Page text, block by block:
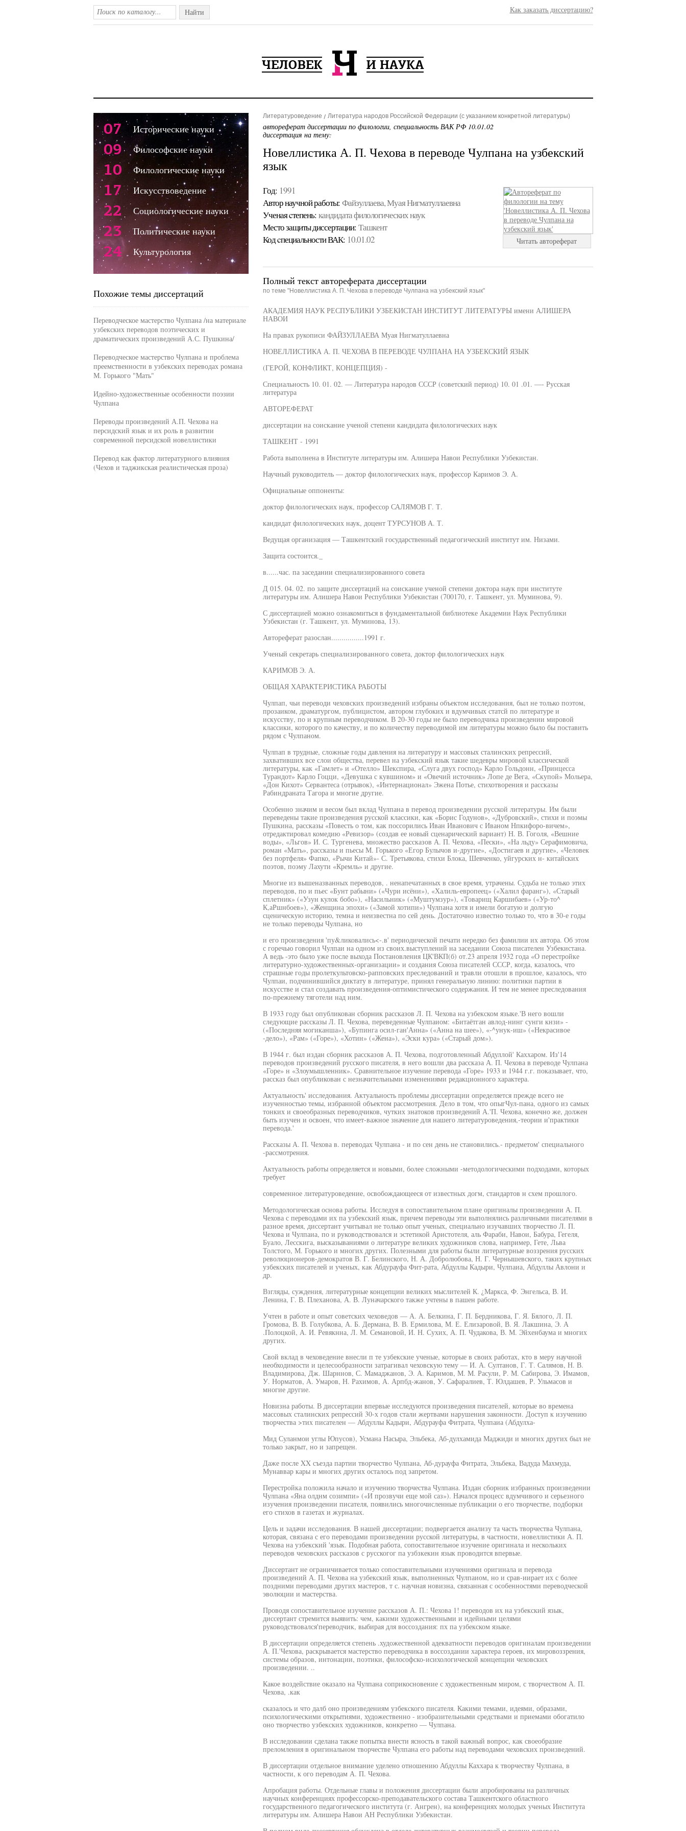
Найти Как заказать диссертацию?
Литературоведение Литература народов Российской Федерации (с указанием конкретной литературы)
автореферат диссертации по филологии, специальность ВАК РФ 10.01.02
диссертация на тему:
Новеллистика А. П. Чехова в переводе Чулпана на узбекский
язык
Год: 1991
Автор научной работы: Файзуллаева, Муая Нигматуллаевна
Ученая cтепень: кандидата филологических наук
Место защиты диссертации: Ташкент
Код cпециальности ВАК: 10.01.02 Читать автореферат
Полный текст автореферата диссертации
по теме "Новеллистика А. П. Чехова в переводе Чулпана на узбекский язык"
АКАДЕМИЯ НАУК РЕСПУБЛИКИ УЗБЕКИСТАН ИНСТИТУТ ЛИТЕРАТУРЫ имени АЛИШЕРА
НАВОИ
На правах рукописи ФАЙЗУЛЛАЕВА Муая Нигматуллаевна
НОВЕЛЛИСТИКА А. П. ЧЕХОВА В ПЕРЕВОДЕ ЧУЛПАНА НА УЗБЕКСКИЙ ЯЗЫК
(ГЕРОЙ, КОНФЛИКТ, КОНЦЕПЦИЯ) -
Специальность 10. 01. 02. — Литература народов СССР (советский период) 10. 01 .01. —- Русская
литература
АВТОРЕФЕРАТ
диссертации на соискание ученой степени кандидата филологических наук
ТАШКЕНТ - 1991
Работа выполнена в Институте литературы им. Алишера Навои Республики Узбекистан.
Научный руководитель — доктор филологических наук, профессор Каримов Э. А.
Официальные оппоненты:
доктор филологических наук, профессор САЛЯМОВ Г. Т.
кандидат филологических наук, доцент ТУРСУНОВ А. Т.
Ведущая организация — Ташкентский государственный педагогический институт им. Низами.
Защита состоится._
в......час. па заседании специализированного совета
Д 015. 04. 02. по защите диссертаций на соискание ученой степени доктора наук при институте
литературы им. Алишера Навои Республики Узбекистан (700170, г. Ташкент, ул. Муминова, 9).
С диссертацией можно ознакомиться в фундаментальной библиотеке Академии Наук Республики
Узбекистан (г. Ташкент, ул. Муминова, 13).
Автореферат разослан................1991 г.
Ученый секретарь специализированного совета, доктор филологических наук
КАРИМОВ Э. А.
ОБЩАЯ ХАРАКТЕРИСТИКА РАБОТЫ
Чулпап, чьи переводи чеховских произведений избраны объектом исследования, был не только поэтом,
прозаиком, драматургом, публицистом, автором глубоких и вдумчивых статсй по литературе и
искусству, по и крупным переводчиком. В 20-30 годы не было переводчика произведении мировой
классики, которого по качеству, и по количеству переводимой им литературы можно было бы поставить
рядом с Чулпаном.
Чулпап в трудные, сложные годы давления на литературу и массовых сталинских репрессий,
захвативших все слои общества, перевел на узбекский язык такие шедевры мировой классической
литературы, как «Гамлет» и «Отелло» Шекспира, «Слуга двух господ» Карло Гольдонн, «Принцесса
Турандот» Карло Гоцци, «Девушка с кувшином» и «Овечий источник» Лопе де Вега, «Скупой» Мольера,
«Дон Кихот» Сервантеса (отрывок), «Интернационал» Эжена Потье, стихотворения и рассказы
Рабиндраната Тагора и многие другие.
Особенно значим и весом был вклад Чулпана в перевод произведении русской литературы. Им были
переведены такие произведения русской классики, как «Борис Годунов», «Дубровский», стихи и поэмы
Пушкина, рассказы «Повесть о том, как поссорились Иван Иванович с Иваном Нпкифоро-вичем»,
отредактировал комедию «Ревизор» (создав ее новый сценарический вариант) Н. В. Гоголя, «Вешние
воды», «Льгов» И. С. Тургенева, множество рассказов А. П. Чехова, «Пески», «На льду» Серафимовича,
роман «Мать», рассказы и пьесы М. Горького «Егор Булычов и-другие», «Достигаев и другие», «Человек
без портфеля» Фапко, «Рычи Китай»- С. Третьякова, стихи Блока, Шевченко, уйгурских н- китайских
поэтов, поэму Лахути «Кремль» и другие.
Многие из вышеназванных переводов, . ненапечатанных в свое время, утрачены. Судьба не только этих
переводов, по и пьес «Бунт рабыни» («Чури исёни»), «Халиль-европеец» («Халил фаранг»), «Старый
сплетник» («Узун кулок бобо»), «Насильник» («Муштумзур»), «Товарищ Каршибаев» («Ур-то^
К,аРшнбоев»), «Женщина эпохи» («Замой хотипи») Чулпана хотя и имели богатую и долгую
сценическую историю, темна и неизвестна по сей день. Достаточно известно только то, что в 30-е годы
не только переводы Чулпана, но
и его произведения 'пу&ликовались<-.в' периодической печати нередко без фамилии их автора. Об этом
с горечью говорил Чулпаи на одном из своих.выступлений на заседании Союза писателен Узбекистана.
А ведь -это было уже после выхода Постановления ЦК'ВКП(б) от.23 апреля 1932 года «О перестройке
литературно-художественных-организации» и создания Союза писателей СССР, когда, казалось, что
страшные годы пролеткультовско-рапповских преследований и травли отошли в прошлое, казалось, что
Чулпаи, подчинившийся диктату в литературе, принял генеральную линию: политики партии в
искусстве и стал создавать произведения-оптимистического содержания. И тем не менее преследования
по-прежнему тяготели над ним.
В 1933 году был опубликован сборник рассказов Л. П. Чехова на узбекском языке.'В него вошли
следующие рассказы Л. П. Чехова, переведенные Чулпаиом: «Битаётган авлод-нинг сунги кнзи» -
(«Последняя могиканша»), «Бупинга осил-ган'Анна» («Анна на шее»), «-^унук-иш» («Некрасивое
-дело»), «Рам» («Горе»), «Хотин» («Жена»), «Эски кура» («Старый дом»).
В 1944 г. был издан сборник рассказов А. П. Чехова, подготовленный Абдуллой' Каххаром. Из'14
переводов произведений русского писателя, в него вошли два рассказа А. П. Чехова в переводе Чулпана
«Горе» н «Злоумышленник». Сравнительное изучение перевода «Горе» 1933 и 1944 г.г. показывает, что,
рассказ был опубликован с незначительными изменениями редакционного характера.
Актуальность' исследования. Актуальность проблемы диссертации определяется прежде всего не
изученностью темы, избранной объектом рассмотрения. Дело в том, что опыгЧул-пана, одного из самых
тонких и своеобразных переводчиков, чутких знатоков произведений А.'П. Чехова, конечно же, должен
быть изучен и освоен, что имеет-важное значение для нашего литературоведения,-теории и'практики
перевода.'
Рассказы А. П. Чехова в. переводах Чулпана - и по сен день не становились.- предметом' специального
-рассмотрения.
Актуальность работы определяется и новыми, более сложными -методологическими подходами, которых
требует
современное литературоведение, освобождающееся от известных догм, стандартов н схем прошлого.
Методологическая основа работы. Исследуя в сопоставительном плане оригиналы произведении А. П.
Чехова с переводами их па узбекский язык, причем переводы эти выполнялись различными писателями в
разное время, диссертант учитывал не только опыт ученых, специально изучавших творчество Л. П.
Чехова и Чулпаиа, по и руководствовался и эстетикой Аристотеля, аль Фараби, Навои, Бабура, Гегеля,
Буало, Лесскига, высказываниями о литературе великих художников слова, например, Гете, Льва
Толстого, М. Горького и многих других. Полезными для работы были литературные воззрения русских
революционеров-демократов В. Г. Белинского, Н. А. Добролюбова, Н. Г. Чернышевского, таких крупных
узбекских писателей и ученых, как Абдурауфа Фит-рата, Абдуллы Кадыри, Чулпаиа, Абдуллы Авлони и
др.
Взгляды, суждения, литературные концепции великих мыслителей К. ¿Маркса, Ф. Энгельса, В. И.
Ленина, Г. В. Плеханова, А. В. Луначарского также учтены в пашен работе.
Учтен в работе и опыт советских чеховедов — А. А. Белкина, Г. П. Бердникова, Г. Я. Бялого, Л. П.
Громова, В. В. Голубкова, А. Б. Дермана, В. В. Ермилова, М. Е. Елизаровой, В. Я. Лакшина, Э. А
.Полоцкой, А. И. Ревякнна, Л. М. Семаиовой, И. Н. Сухих, А. П. Чудакова, В. М. Эйхенбаума и многих
других.
Свой вклад в чеховедение внесли п те узбекские ученые, которые в своих работах, кто в меру научной
необходимости и целесообразности затрагивал чеховскую тему — И. А. Султанов, Г. Т. Салямов, Н. В.
Владимирова, Дж. Шарннов, С. Мамаджанов, Э. А. Каримов, М. М. Расули, Р. М. Сабирова, Э. Имамов,
У. Норматов, А. Умаров, Н. Рахимов, А. Арпбд-жанов, У. Сафаралиев, Т. Юлдашев, Р. Ульмасов и
многие другие.
Новизна работы. В диссертации впервые исследуются произведения писателей, которые во времена
массовых сталинских репрессий 30-х годов стали жертвами нарушения законности. Доступ к изучению
творчества >тих писателен — Абдуллы Кадыри, Абдурауфа Фитрата, Чулпаиа (Абдулха-
Мид Суланмои углы Юпусов), Усмана Насыра, Эльбека, Аб-дулхамида Маджиди и многих других был не
только закрыт, но и запрещен.
Даже после XX съезда партии творчество Чулпана, Аб-дурауфа Фитрата, Эльбека, Вадуда Махмуда,
Мунаввар кары и многих других осталось под запретом.
Перестройка положила начало и изучению творчества Чулпана. Издан сборник избранных произведении
Чулпана «Яна олднм созимпи» («И прозвучи еще мой саз»). Начался процесс вдумчивого и серьезного
изучения произведении писателя, появились многочисленные публикации о его творчестве, подборки
его стихов в газетах и журналах.
Цель и задачи исследования. В нашей диссертации; подвергается анализу та часть творчества Чулпана,
которая, связана с его переводами произведении русской литературы, в частности, новеллистики А. П.
Чехова на узбекский 'язык. Подобная работа, сопоставительное изучение оригинала и нескольких
переводов чеховских рассказов с русскогог па узбзкекин язык проводится впервые.
Диссертант не ограничивается только сопоставительными изучениями оригинала и перевода
произведений А. П. Чехова на узбекский язык, выполненных Чулпаиом, но и срав-иирает их с более
поздними переводами других мастеров, т с. научная новизна, связанная с особенностями переводческой
эволюции и мастерства.
Проводя сопоставительное изучение рассказов А. П.: Чехова 1! переводов их на узбекский язык,
диссертант стремится выявить: чем, какими художественными и идейными целями
руководствовался'переводчик, выбирая для воссоздания: пх па узбекском языке.
В диссертации определяется степень .художественной адекватности переводов оригиналам произведении
А. П.'Чехова, раскрывается мастерство переводчика в воссоздании характера героев, их мировоззрения,
системы образов, интонации, поэтики, философско-исихологической концепции чеховских
произведении. ..
Какое воздействие оказало на Чулпана соприкосновение с художественным миром, с творчеством А. П.
Чехова, .как
сказалось и что далб оно произведениям узбекского писателя. Какими темами, идеями, образами,
психологическими открытиями, художественно - изобразительными средствами и приемами обогатило
оно творчество узбекских художников, конкретно — Чулпана.
В исследовании сделана также попытка внести ясность в такой важный вопрос, как своеобразие
преломления в оригинальном творчестве Чулпана его работы над переводами чеховских произведений.
В диссертации отдельное внимание уделено отношению Абдуллы Каххара к творчеству Чулпана, в
частности, к ого переводам А. П. Чехова.
Апробация работы. Отдельные главы и положения диссертации были апробированы на различных
научных конференциях профессорско-преподавательского состава Ташкентского областного
государственного педагогического института (г. Ангрен), на конференциях молодых ученых Института
литературы им. Алишера Навои АН Республики Узбекистан.
07 Исторические науки
09 Философские науки
10 Филологические науки
17 Искусствоведение
22 Социологические науки
23 Политические науки
24 Культурология
Похожие темы диссертаций
Переводческое мастерство Чулпана /на материале
узбекских переводов поэтических и
драматических произведений А.С. Пушкина/
Переводческое мастерство Чулпана и проблема
преемственности в узбекских переводах романа
М. Горького "Мать"
Идейно-художественные особенности поэзии
Чулпана
Переводы произведений А.П. Чехова на
персидский язык и их роль в развитии
современной персидской новеллистики
Перевод как фактор литературного влияния
(Чехов и таджикская реалистическая проза)